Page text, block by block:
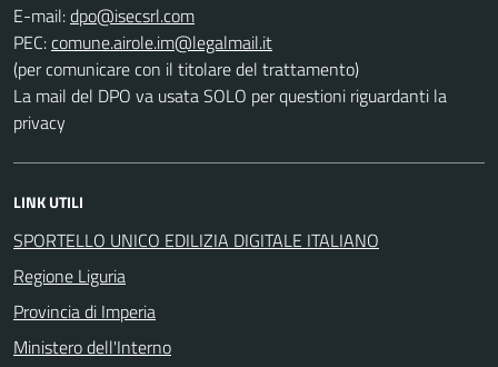
E-mail:
PEC:
(per comunicare con il titolare del trattamento)
La mail del DPO va usata SOLO per questioni riguardanti la
privacy
LINK UTILI
SPORTELLO UNICO EDILIZIA DIGITALE ITALIANO
Regione Liguria
Provincia di Imperia
Ministero dell'Interno